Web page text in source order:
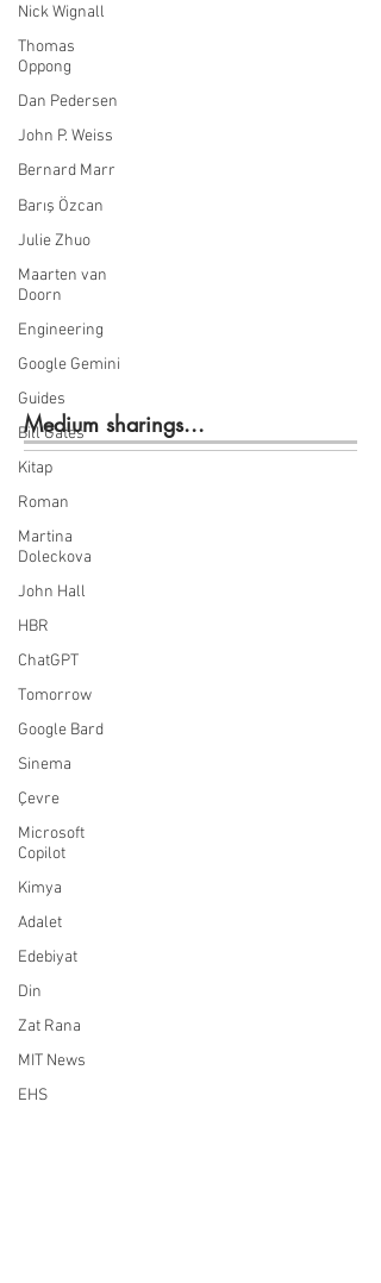
Nick Wignall
Thomas
Oppong
Dan Pedersen
John P. Weiss
Bernard Marr
Barış Özcan
Julie Zhuo
Maarten van
Doorn
Engineering
Google Gemini
Guides
Bill Gates
Kitap
Roman
Martina
Doleckova
John Hall
HBR
ChatGPT
Tomorrow
Google Bard
Sinema
Çevre
Microsoft
Copilot
Kimya
Adalet
Edebiyat
Din
Zat Rana
MIT News
EHS
Medium sharings...